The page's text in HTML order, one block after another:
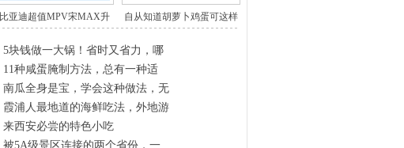
比亚迪超值MPV宋MAX升
自从知道胡萝卜鸡蛋可这样
5块钱做一大锅！省时又省力，哪
11种咸蛋腌制方法，总有一种适
南瓜全身是宝，学会这种做法，无
霞浦人最地道的海鲜吃法，外地游
来西安必尝的特色小吃
被5A级景区连接的两个省份，一